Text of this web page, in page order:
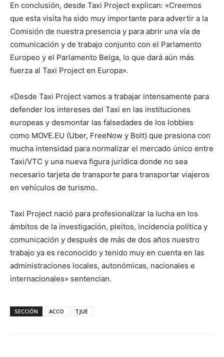
En conclusión, desde Taxi Project explican: «Creemos
que esta visita ha sido muy importante para advertir a la
Comisión de nuestra presencia y para abrir una vía de
comunicación y de trabajo conjunto con el Parlamento
Europeo y el Parlamento Belga, lo que dará aún más
fuerza al Taxi Project en Europa».
«Desde Taxi Project vamos a trabajar intensamente para
defender los intereses del Taxi en las instituciones
europeas y desmontar las falsedades de los lobbies
como MOVE.EU (Uber, FreeNow y Bolt) que presiona con
mucha intensidad para normalizar el mercado único entre
Taxi/VTC y una nueva figura jurídica donde no sea
necesario tarjeta de transporte para transportar viajeros
en vehículos de turismo.
Taxi Project nació para profesionalizar la lucha en los
ámbitos de la investigación, pleitos, incidencia política y
comunicación y después de más de dos años nuestro
trabajo ya es reconocido y tenido muy en cuenta en las
administraciones locales, autonómicas, nacionales e
internacionales» sentencian.
SECCIÓN ACCO TJUE